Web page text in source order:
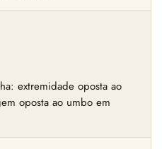
extremidade oposta ao
oposta ao umbo em